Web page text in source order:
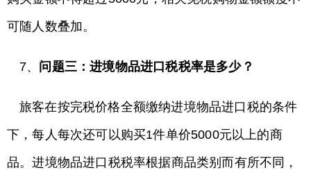
可随人数叠加。
7、 问题三：进境物品进口税税率是多少？
旅客在按完税价格全额缴纳进境物品进口税的条件
下，每人每次还可以购买1件单价5000元以上的商
品。进境物品进口税税率根据商品类别而有所不同，